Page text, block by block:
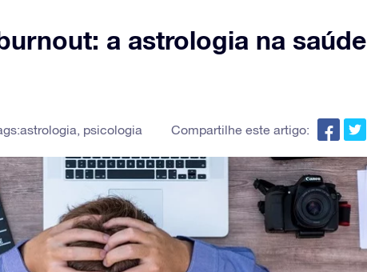
a astrologia na saúde
astrologia, psicologia Compartilhe este artigo: